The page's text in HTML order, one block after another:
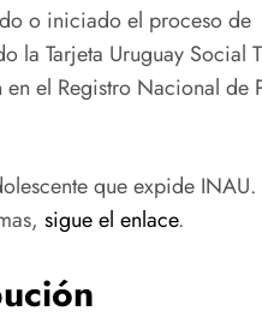
o iniciado el proceso de
Tarjeta Uruguay Social
el Registro Nacional
que expide
sigue el enlace.